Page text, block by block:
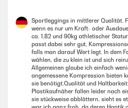
Sportleggings in mittlerer Qualität.
wenn es nur um Kraft- oder
ca. 1,82 und 90kg athletischer
passt dabei sehr gut,
falls man darauf Wert legt. In dem
wählen, die zu klein ist und sich
Allgemeinen glaube ich einfach
angemessene Kompression bieten
sie benötigt.Qualität und
Plastikaufnäher fallen leider nach
sie stückweise abblättern, sieht es